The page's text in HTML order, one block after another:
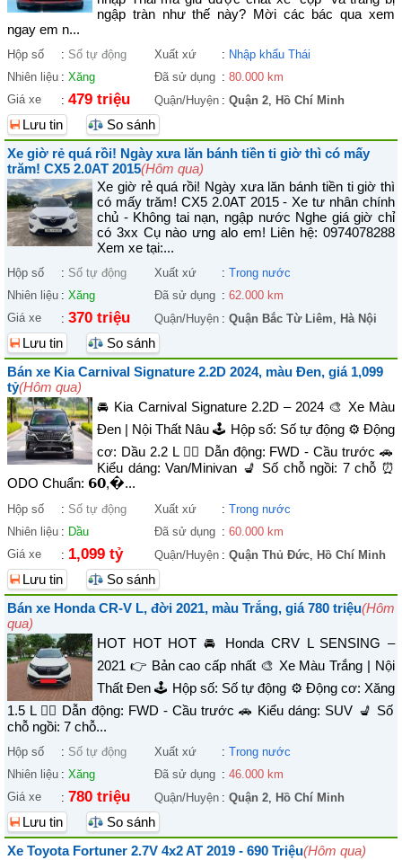
ngập tràn như thế này? Mời các bác qua xem
ngay em n...
Hộp số : Số tự động Xuất xứ : Nhập khẩu Thái
Nhiên liệu : Xăng Đã sử dụng : 80.000 km
Giá xe
: 479 triệu Quận/Huyện : Quận 2, Hồ Chí Minh
Lưu tin
So sánh
Xe giờ rẻ quá rồi! Ngày xưa lăn bánh tiền ti giờ thì có mấy
trăm! CX5 2.0AT 2015(Hôm qua)
Xe giờ rẻ quá rồi! Ngày xưa lăn bánh tiền ti giờ thì
có mấy trăm! CX5 2.0AT 2015 - Xe tư nhân chính
chủ - Không tai nạn, ngập nước Nghe giá giờ chỉ
có 3xx Cụ nào ưng alo em! Liên hệ: 0974078288
Xem xe tại:...
Hộp số : Số tự động Xuất xứ : Trong nước
Nhiên liệu : Xăng Đã sử dụng : 62.000 km
Giá xe
: 370 triệu Quận/Huyện : Quận Bắc Từ Liêm, Hà Nội
Lưu tin
So sánh
Bán xe Kia Carnival Signature 2.2D 2024, màu Đen, giá 1,099
tỷ(Hôm qua)
🚘 Kia Carnival Signature 2.2D – 2024 🎨 Xe Màu
Đen | Nội Thất Nâu 🕹️ Hộp số: Số tự động ⚙️ Động
cơ: Dầu 2.2 L 🚴‍♀️ Dẫn động: FWD - Cầu trước 🚗
Kiểu dáng: Van/Minivan 💺 Số chỗ ngồi: 7 chỗ ⏰
ODO Chuẩn: 𝟲𝟬,�...
Hộp số : Số tự động Xuất xứ : Trong nước
Nhiên liệu : Dầu Đã sử dụng : 60.000 km
Giá xe
: 1,099 tỷ Quận/Huyện : Quận Thủ Đức, Hồ Chí Minh
Lưu tin
So sánh
Bán xe Honda CR-V L, đời 2021, màu Trắng, giá 780 triệu(Hôm
qua)
HOT HOT HOT 🚘 Honda CRV L SENSING –
2021 👉 Bản cao cấp nhất 🎨 Xe Màu Trắng | Nội
Thất Đen 🕹️ Hộp số: Số tự động ⚙️ Động cơ: Xăng
1.5 L 🚴‍♀️ Dẫn động: FWD - Cầu trước 🚗 Kiểu dáng: SUV 💺 Số
chỗ ngồi: 7 chỗ...
Hộp số : Số tự động Xuất xứ : Trong nước
Nhiên liệu : Xăng Đã sử dụng : 46.000 km
Giá xe
: 780 triệu Quận/Huyện : Quận 2, Hồ Chí Minh
Lưu tin
So sánh
Xe Toyota Fortuner 2.7V 4x2 AT 2019 - 690 Triệu(Hôm qua)